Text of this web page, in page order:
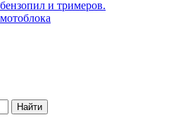
и тримеров.